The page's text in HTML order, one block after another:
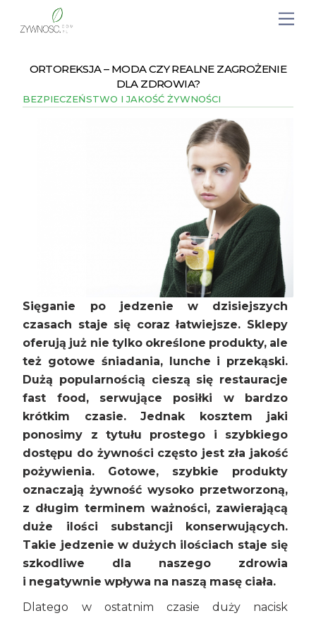
ORTOREKSJA – MODA CZY REALNE ZAGROŻENIE
DLA ZDROWIA?
BEZPIECZEŃSTWO I JAKOŚĆ ŻYWNOŚCI
Sięganie po jedzenie w dzisiejszych
czasach staje się coraz łatwiejsze. Sklepy
oferują już nie tylko określone produkty, ale
też gotowe śniadania, lunche i przekąski.
Dużą popularnością cieszą się restauracje
fast food, serwujące posiłki w bardzo
krótkim czasie. Jednak kosztem jaki
ponosimy z tytułu prostego i szybkiego
dostępu do żywności często jest zła jakość
pożywienia. Gotowe, szybkie produkty
oznaczają żywność wysoko przetworzoną,
z długim terminem ważności, zawierającą
duże ilości substancji konserwujących.
Takie jedzenie w dużych ilościach staje się
szkodliwe dla naszego zdrowia
i negatywnie wpływa na naszą masę ciała.
Dlatego w ostatnim czasie duży nacisk